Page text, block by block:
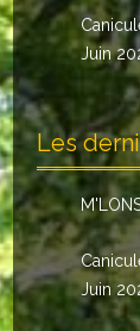
Les
Le
L'Echo de
Tarifs et
Galeries
Juin
Les
Juin